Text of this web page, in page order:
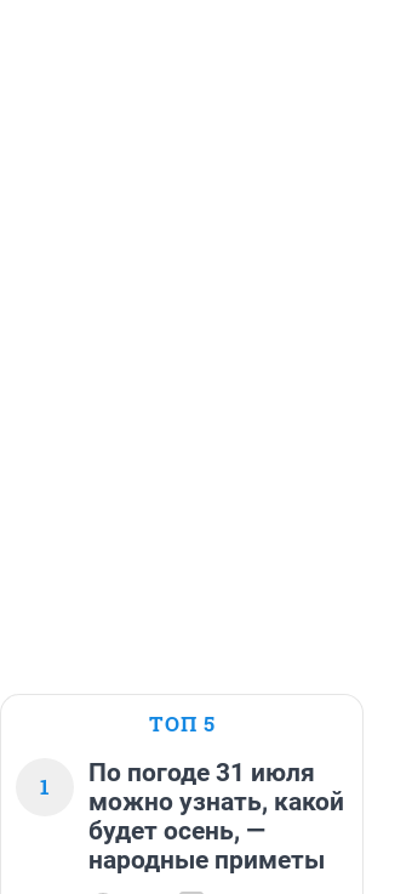
ТОП 5
1
По погоде 31 июля
можно узнать, какой
будет осень, —
народные приметы